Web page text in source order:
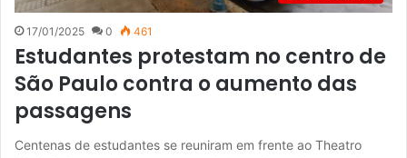
17/01/2025 0 461
Estudantes protestam no centro de
São Paulo contra o aumento das
passagens
Centenas de estudantes se reuniram em frente ao Theatro